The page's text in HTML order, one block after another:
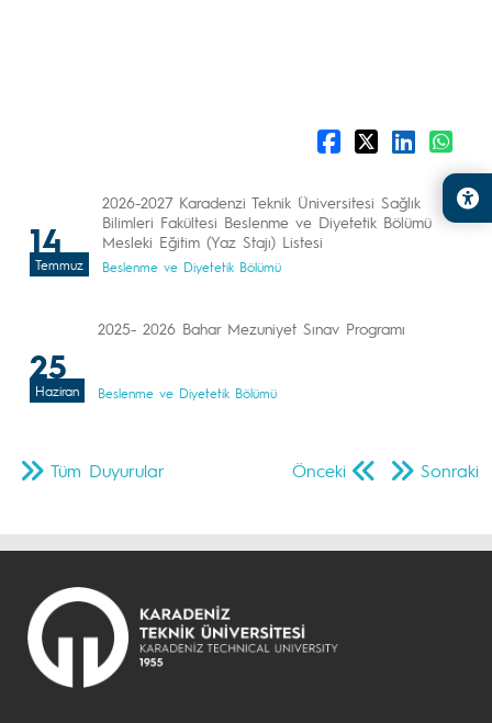
14
Temmuz
2026-2027 Karadenzi Teknik Üniversitesi Sağlık
Bilimleri Fakültesi Beslenme ve Diyetetik Bölümü
Mesleki Eğitim (Yaz Stajı) Listesi
Beslenme ve Diyetetik Bölümü
25
Haziran
2025- 2026 Bahar Mezuniyet Sınav Programı
Beslenme ve Diyetetik Bölümü
Önceki Sonraki
Tüm Duyurular